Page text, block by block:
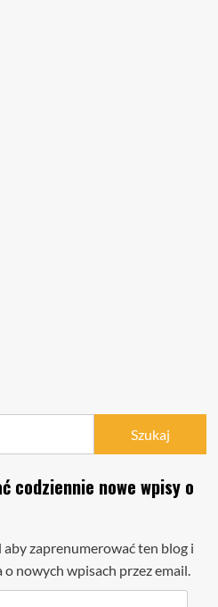
codziennie nowe wpisy o
zaprenumerować ten blog i
nowych wpisach przez email.